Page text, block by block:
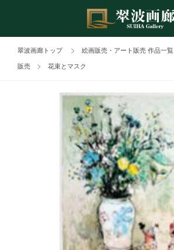
翠波画廊トップ 絵画販売・アート販売 作品一覧
販売 花束とマスク